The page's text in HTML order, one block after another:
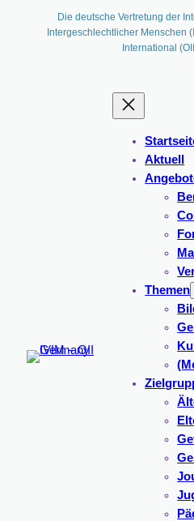
Die deutsche Vertretung der
Intergeschlechtlicher Menschen
International
Aktuell
Themen